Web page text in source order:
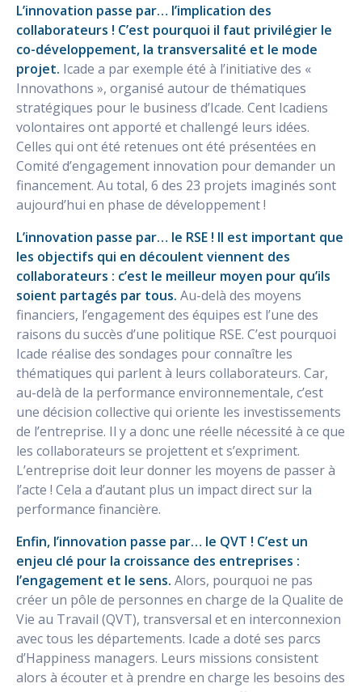
L’innovation passe par… l’implication des
collaborateurs ! C’est pourquoi il faut privilégier le
co-développement, la transversalité et le mode
projet. Icade a par exemple été à l’initiative des «
Innovathons », organisé autour de thématiques
stratégiques pour le business d’Icade. Cent Icadiens
volontaires ont apporté et challengé leurs idées.
Celles qui ont été retenues ont été présentées en
Comité d’engagement innovation pour demander un
financement. Au total, 6 des 23 projets imaginés sont
aujourd’hui en phase de développement !
L’innovation passe par… le RSE ! Il est important que
les objectifs qui en découlent viennent des
collaborateurs : c’est le meilleur moyen pour qu’ils
soient partagés par tous. Au-delà des moyens
financiers, l’engagement des équipes est l’une des
raisons du succès d’une politique RSE. C’est pourquoi
Icade réalise des sondages pour connaître les
thématiques qui parlent à leurs collaborateurs. Car,
au-delà de la performance environnementale, c’est
une décision collective qui oriente les investissements
de l’entreprise. Il y a donc une réelle nécessité à ce que
les collaborateurs se projettent et s’expriment.
L’entreprise doit leur donner les moyens de passer à
l’acte ! Cela a d’autant plus un impact direct sur la
performance financière.
Enfin, l’innovation passe par… le QVT ! C’est un
enjeu clé pour la croissance des entreprises :
l’engagement et le sens. Alors, pourquoi ne pas
créer un pôle de personnes en charge de la Qualite de
Vie au Travail (QVT), transversal et en interconnexion
avec tous les départements. Icade a doté ses parcs
d’Happiness managers. Leurs missions consistent
alors à écouter et à prendre en charge les besoins des